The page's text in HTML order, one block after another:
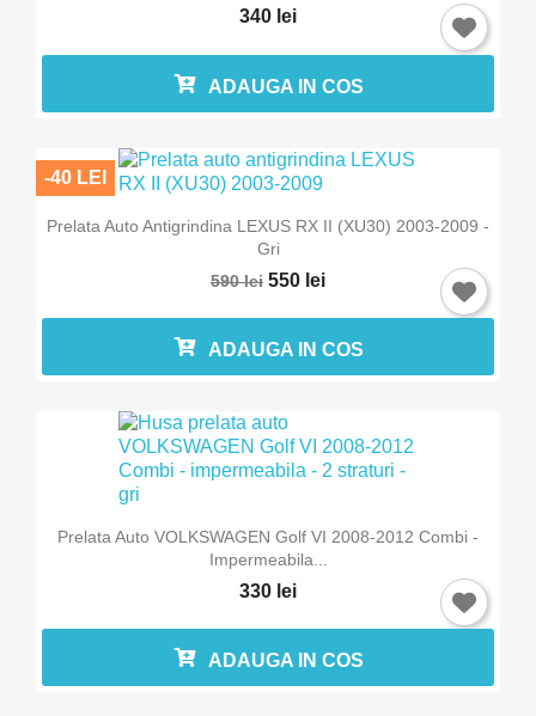
340 lei
ADAUGA IN COS
Prelata Auto Antigrindina LEXUS RX II (XU30) 2003-2009 -
Gri
590 lei 550 lei
-40 LEI
ADAUGA IN COS
Prelata Auto VOLKSWAGEN Golf VI 2008-2012 Combi -
Impermeabila...
330 lei
ADAUGA IN COS